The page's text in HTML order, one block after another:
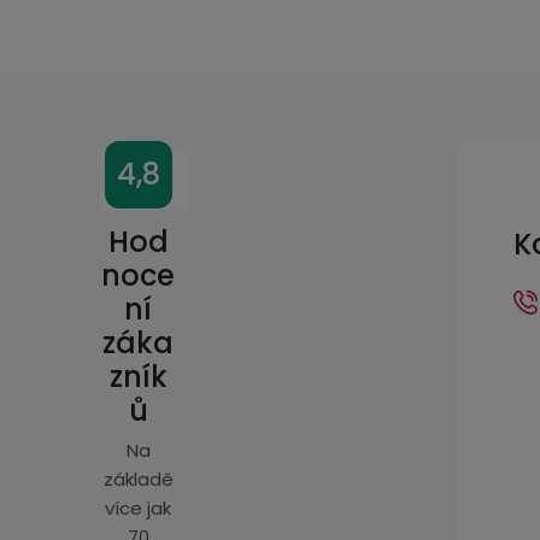
4,8
Hod
noce
ní
záka
zník
ů
Na
základě
více jak